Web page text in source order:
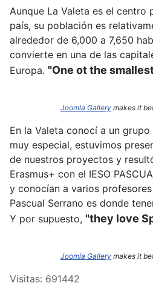
Aunque La Valeta es el
país, su población es
alrededor de 6,000 a 7,650
convierte en una de las
Europa. "One ot the
Joomla Gallery makes it
En la Valeta conocí a un
muy especial, estuvimos
de nuestros proyectos y
Erasmus+ con el IESO
y conocían a varios
Pascual Serrano es donde
Y por supuesto, "they love
Joomla Gallery makes it
Visitas: 691442